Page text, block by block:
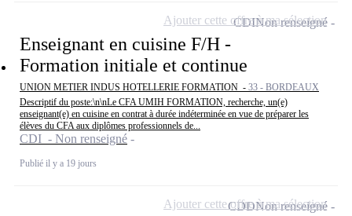
Enseignant en cuisine F/H -
Formation initiale et continue
UNION METIER INDUS HOTELLERIE FORMATION - 33 - BORDEAUX
Descriptif du poste:\n\nLe CFA UMIH FORMATION, recherche, un(e)
enseignant(e) en cuisine en contrat à durée indéterminée en vue de préparer les
élèves du CFA aux diplômes professionnels de...
CDI - Non renseigné
Publié il y a 19 jours
CDINon renseigné
Ajouter cette offre à ma sélection
CDDNon renseigné
Ajouter cette offre à ma sélection